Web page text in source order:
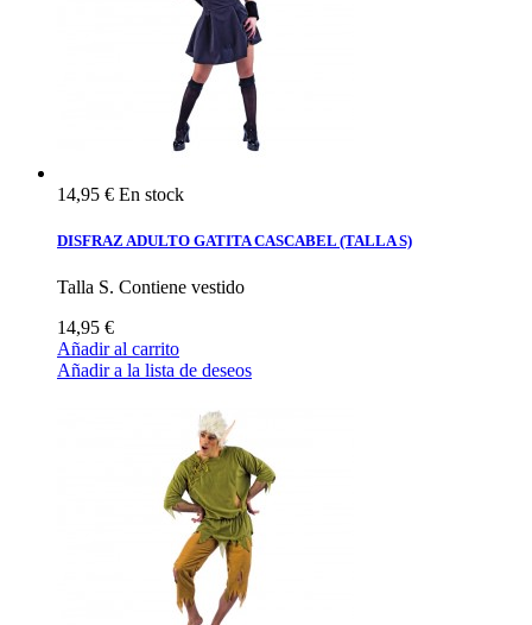
14,95 € En stock
DISFRAZ ADULTO GATITA CASCABEL (TALLA S)
Talla S. Contiene vestido
14,95 €
Añadir al carrito
Añadir a la lista de deseos